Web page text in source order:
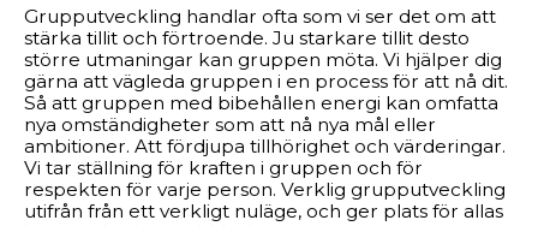
Grupputveckling handlar ofta som vi ser det om att
stärka tillit och förtroende. Ju starkare tillit desto
större utmaningar kan gruppen möta. Vi hjälper dig
gärna att vägleda gruppen i en process för att nå dit.
Så att gruppen med bibehållen energi kan omfatta
nya omständigheter som att nå nya mål eller
ambitioner. Att fördjupa tillhörighet och värderingar.
Vi tar ställning för kraften i gruppen och för
respekten för varje person. Verklig grupputveckling
utifrån från ett verkligt nuläge, och ger plats för allas